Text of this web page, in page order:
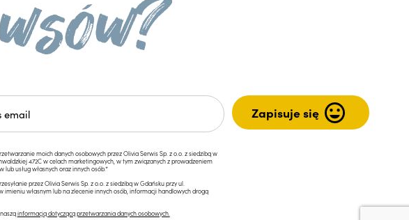
moich danych osobowych przez Olivia Serwis Sp. z o.o. z siedzibą w
472C w celach marketingowych, w tym związanych z prowadzeniem
lub usług własnych oraz innych osób.*
przez Olivia Serwis Sp. z o.o. z siedzibą w Gdańsku przy ul.
imieniu własnym lub na zlecenie innych osób, informacji handlowych drogą
informacją dotyczącą przetwarzania danych osobowych.